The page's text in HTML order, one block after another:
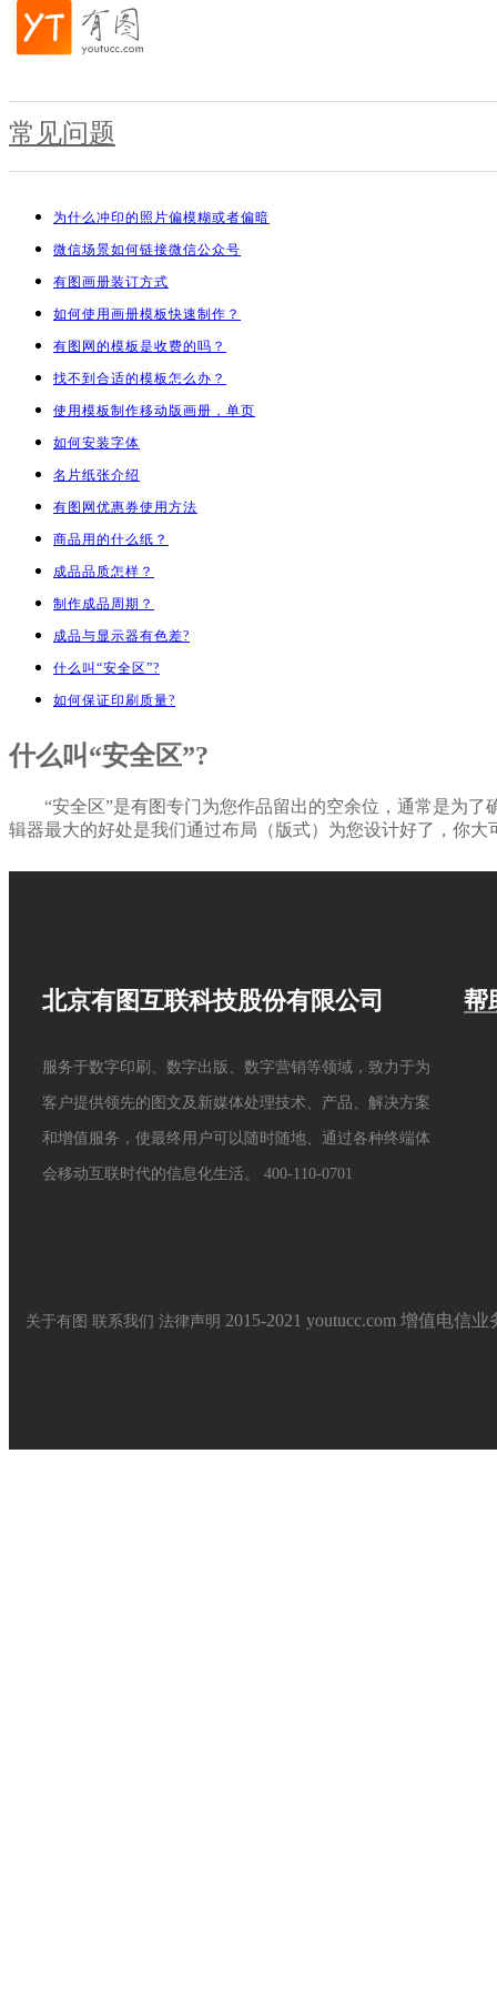
常见问题
为什么冲印的照片偏模糊或者偏暗
微信场景如何链接微信公众号
有图画册装订方式
如何使用画册模板快速制作？
有图网的模板是收费的吗？
找不到合适的模板怎么办？
使用模板制作移动版画册，单页
如何安装字体
名片纸张介绍
有图网优惠券使用方法
商品用的什么纸？
成品品质怎样？
制作成品周期？
成品与显示器有色差?
什么叫“安全区”?
如何保证印刷质量?
什么叫“安全区”?
“安全区”是有图专门为您作品留出的空余位，通常是为了
辑器最大的好处是我们通过布局（版式）为您设计好了，你
北京有图互联科技股份有限公司
服务于数字印刷、数字出版、数字营销等领域，致力于为
客户提供领先的图文及新媒体处理技术、产品、解决方案
和增值服务，使最终用户可以随时随地、通过各种终端体
会移动互联时代的信息化生活。 400-110-0701
帮
关于有图 联系我们 法律声明 2015-2021 youtucc.com 增值电信业